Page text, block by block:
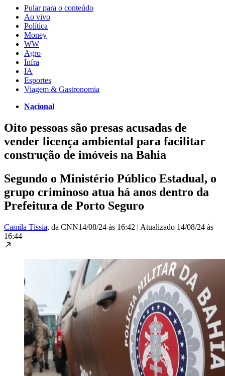
Pular para o conteúdo
Ao vivo
Política
Money
WW
Agro
Infra
IA
Esportes
Viagem & Gastronomia
Nacional
Oito pessoas são presas acusadas de
vender licença ambiental para facilitar
construção de imóveis na Bahia
Segundo o Ministério Público Estadual, o
grupo criminoso atua há anos dentro da
Prefeitura de Porto Seguro
Camila Tíssia, da CNN14/08/24 às 16:42 | Atualizado 14/08/24 às
16:44